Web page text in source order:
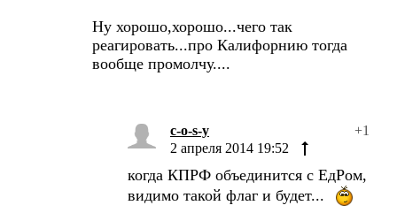
Ну хорошо,хорошо...чего так
реагировать...про Калифорнию тогда
вообще промолчу....
c-o-s-y
+1
2 апреля 2014 19:52
когда КПРФ объединится с ЕдРом,
видимо такой флаг и будет...